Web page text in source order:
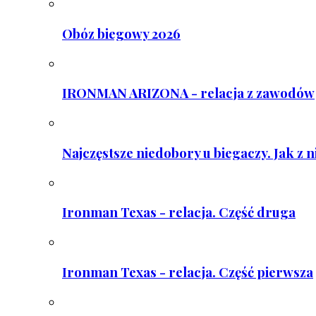
Obóz biegowy 2026
IRONMAN ARIZONA - relacja z zawodów
Najczęstsze niedobory u biegaczy. Jak z
Ironman Texas - relacja. Część druga
Ironman Texas - relacja. Część pierwsza